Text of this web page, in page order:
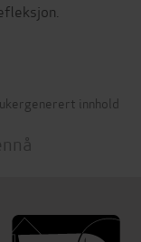
innhold